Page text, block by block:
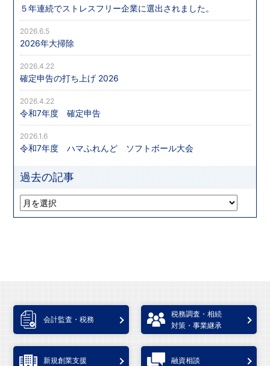
５年連続でストレスフリー企業に選出されました。
2026年大掃除
2026.6.5
確定申告の打ち上げ 2026
2026.4.22
令和7年度 確定申告
2026.4.22
令和7年度 ハマふれんど ソフトボール大会
2026.1.6
過去の記事
会計監査・税務
税務調査・相続
対策・事業継承
新規創業支援 融資相談